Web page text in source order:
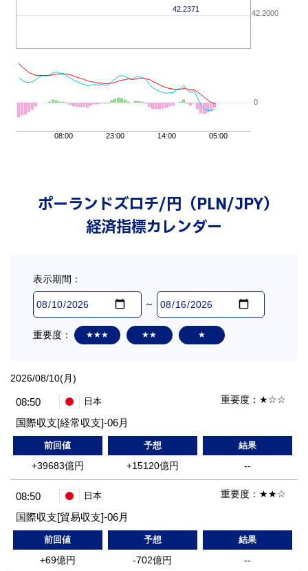
ポーランドズロチ/円（PLN/JPY）
経済指標カレンダー
表示期間：
～
重要度： ★★★ ★★ ★
2026/08/10(月)
08:50 日本 重要度： ★☆☆
国際収支[経常収支]-06月
前回値
+39683億円
予想
+15120億円
結果
--
08:50 日本 重要度： ★★☆
国際収支[貿易収支]-06月
前回値
+69億円
予想
-702億円
結果
--